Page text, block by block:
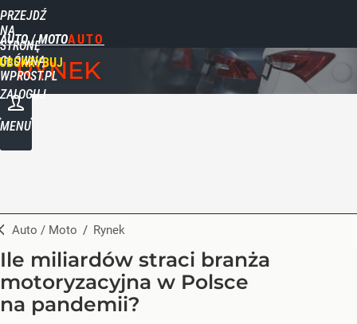
PRZEJDŹ
NA
STRONĘ
GŁÓWNĄ
WPROST.PL
AUTO / MOTO
ZALOGUJ
MENU
RYNEK
Auto / Moto / Rynek
Ile miliardów straci branża
motoryzacyjna w Polsce
na pandemii?